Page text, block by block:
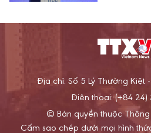
Địa chỉ: Số 5 Lý Thường Kiệt
Điện thoại: (+84 24)
© Bản quyền thuộc Thông
Cấm sao chép dưới mọi hình